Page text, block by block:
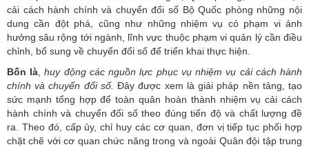
cải cách hành chính và chuyển đổi số Bộ Quốc phòng những nội
dung cần đột phá, cũng như những nhiệm vụ có phạm vi ảnh
hưởng sâu rộng tới ngành, lĩnh vực thuộc phạm vi quản lý cần điều
chỉnh, bổ sung về chuyển đổi số để triển khai thực hiện.
Bốn là ,huy động các nguồn lực phục vụ nhiệm vụ cải cách hành
chính và chuyển đổi số. Đây được xem là giải pháp nền tảng, tạo
sức mạnh tổng hợp để toàn quân hoàn thành nhiệm vụ cải cách
hành chính và chuyển đổi số theo đúng tiến độ và chất lượng đề
ra. Theo đó, cấp ủy, chỉ huy các cơ quan, đơn vị tiếp tục phối hợp
chặt chẽ với cơ quan chức năng trong và ngoài Quân đội tập trung